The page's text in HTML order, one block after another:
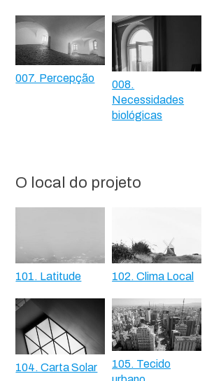
007. Percepção
008.
Necessidades
biológicas
O local do projeto
101. Latitude 102. Clima Local
104. Carta Solar
105. Tecido